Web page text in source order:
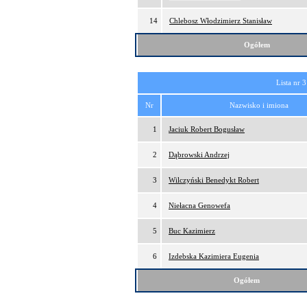
14 Chlebosz Włodzimierz Stanisław
Ogółem
Lista nr
Nr Nazwisko i imiona
1 Jaciuk Robert Bogusław
2 Dąbrowski Andrzej
3 Wilczyński Benedykt Robert
4 Niełacna Genowefa
5 Buc Kazimierz
6 Izdebska Kazimiera Eugenia
Ogółem